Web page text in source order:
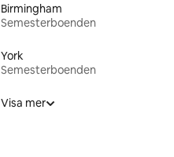
Birmingham
Semesterboenden
York
Semesterboenden
Visa mer